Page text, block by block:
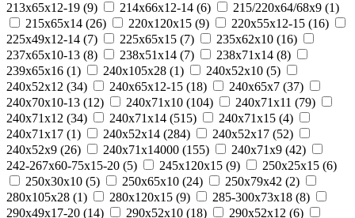
213x65x12-19 (9) 214x66x12-14 (6) 215/220х64/68х9 (1)
215х65х14 (26) 220x120x15 (9) 220x55x12-15 (16)
225x49x12-14 (7) 225х65х15 (7) 235x62x10 (16)
237x65x10-13 (8) 238х51х14 (7) 238х71х14 (8)
239х65х16 (1) 240x105x28 (1) 240x52x10 (5)
240x52x12 (34) 240x65x12-15 (18) 240x65x7 (37)
240x70x10-13 (12) 240x71x10 (104) 240x71x11 (79)
240x71x12 (34) 240x71x14 (515) 240x71x15 (4)
240x71x17 (1) 240х52х14 (284) 240х52х17 (52)
240х52х9 (26) 240х71х14000 (155) 240х71х9 (42)
242-267x60-75x15-20 (5) 245x120x15 (9) 250x25x15 (6)
250x30x10 (5) 250x65x10 (24) 250х79х42 (2)
280x105x28 (1) 280x120x15 (9) 285-300x73x18 (8)
290x49x17-20 (14) 290x52x10 (18) 290x52x12 (6)